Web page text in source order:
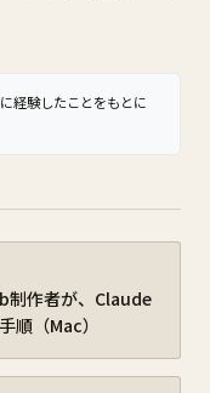
経験したことをもとに
制作者が、Claude
順（Mac）